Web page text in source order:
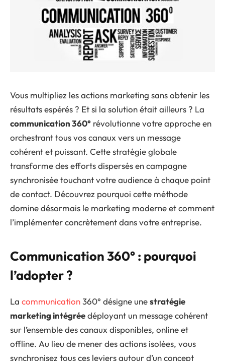
Vous multipliez les actions marketing sans obtenir les
résultats espérés ? Et si la solution était ailleurs ? La
communication 360° révolutionne votre approche en
orchestrant tous vos canaux vers un message
cohérent et puissant. Cette stratégie globale
transforme des efforts dispersés en campagne
synchronisée touchant votre audience à chaque point
de contact. Découvrez pourquoi cette méthode
domine désormais le marketing moderne et comment
l’implémenter concrètement dans votre entreprise.
Communication 360° : pourquoi
l’adopter ?
La communication360° désigne unestratégie
marketing intégréedéployant un message cohérent
sur l’ensemble des canaux disponibles, online et
offline. Au lieu de mener des actions isolées, vous
synchronisez tous ces leviers autour d’un concept